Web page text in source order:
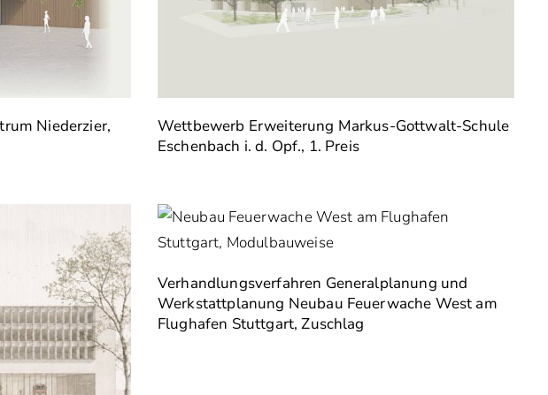
Niederzier,
Wettbewerb Erweiterung Markus-Gottwalt-Schule
Eschenbach i. d. Opf., 1. Preis
Verhandlungsverfahren Generalplanung und
Werkstattplanung Neubau Feuerwache West am
Flughafen Stuttgart, Zuschlag